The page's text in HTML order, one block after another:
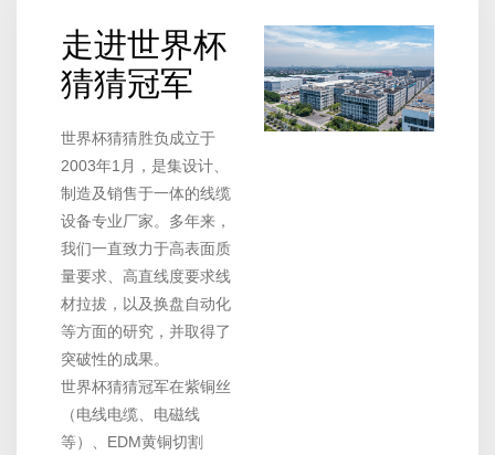
走进世界杯
猜猜冠军
世界杯猜猜胜负成立于
2003年1月，是集设计、
制造及销售于一体的线缆
设备专业厂家。多年来，
我们一直致力于高表面质
量要求、高直线度要求线
材拉拔，以及换盘自动化
等方面的研究，并取得了
突破性的成果。
世界杯猜猜冠军在紫铜丝
（电线电缆、电磁线
等）、EDM黄铜切割